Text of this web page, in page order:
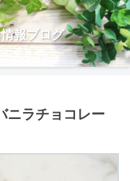
報ブログ
ラチョコレー